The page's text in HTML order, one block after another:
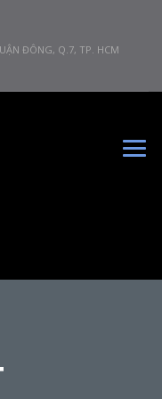
ĐÔNG, Q.7, TP. HCM